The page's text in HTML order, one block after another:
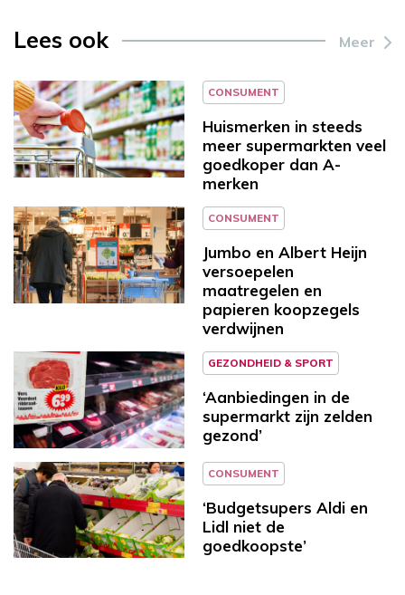
Lees ook Meer
CONSUMENT
Huismerken in steeds
meer supermarkten veel
goedkoper dan A-
merken
CONSUMENT
Jumbo en Albert Heijn
versoepelen
maatregelen en
papieren koopzegels
verdwijnen
GEZONDHEID & SPORT
‘Aanbiedingen in de
supermarkt zijn zelden
gezond’
CONSUMENT
‘Budgetsupers Aldi en
Lidl niet de
goedkoopste’